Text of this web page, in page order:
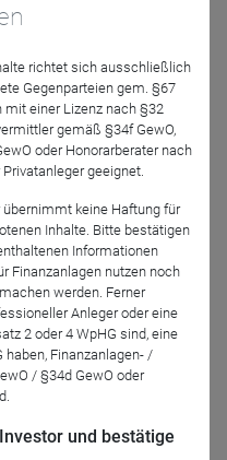
& CIE AG
Was bringt der
HDI AG Deutschland
Head of Wholesale bei der
der Frage nach, ob eine
die bessere
richtet sich ausschließlich
Gegenparteien gem. §67
mit einer Lizenz nach §32
gemäß §34f GewO,
oder Honorarberater nach
geeignet.
übernimmt keine Haftung für
Inhalte. Bitte bestätigen
Informationen
Finanzanlagen nutzen noch
werden. Ferner
Anleger oder eine
2 oder 4 WpHG sind, eine
haben, Finanzanlagen- /
/ §34d GewO oder
und bestätige